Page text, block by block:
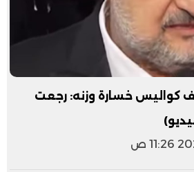
كواليس خسارة وزنه: رجعت